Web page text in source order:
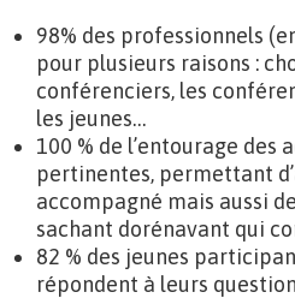
98% des professionnels
pour plusieurs raisons :
conférenciers, les
les jeunes…
100 % de l’entourage
pertinentes, permettant
accompagné mais aussi
sachant dorénavant qui
82 % des jeunes
répondent à leurs